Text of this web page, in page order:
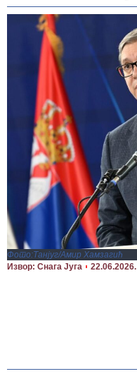
Фото:Танјуг/Амир Хамзагић
Извор: Снага Југа
22.06.2026.